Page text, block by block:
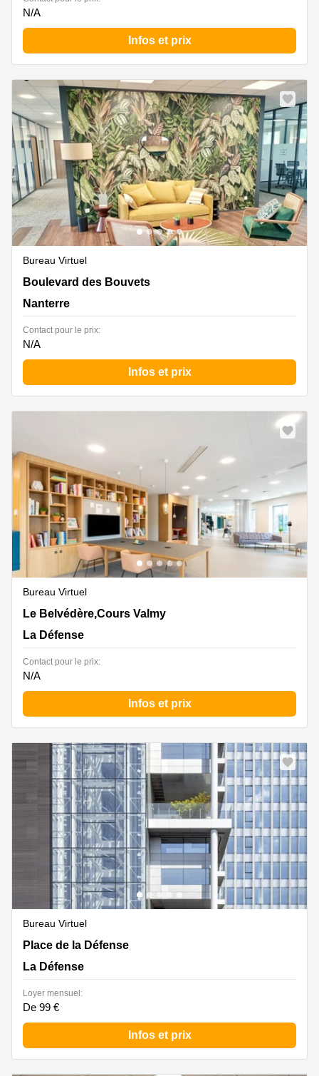
N/A
Infos et prix
Bureau Virtuel
3-5 Boulevard des Bouvets, Nanterre
Boulevard des Bouvets
Nanterre
Contact pour le prix:
N/A
Infos et prix
Bureau Virtuel
Le Belvédère,Cours Valmy 1-7, La Défense
Le Belvédère,Cours Valmy
La Défense
Contact pour le prix:
N/A
Infos et prix
Bureau Virtuel
1 bis Place de la Défense, La Défense
Place de la Défense
La Défense
Loyer mensuel:
De 99 €
Infos et prix